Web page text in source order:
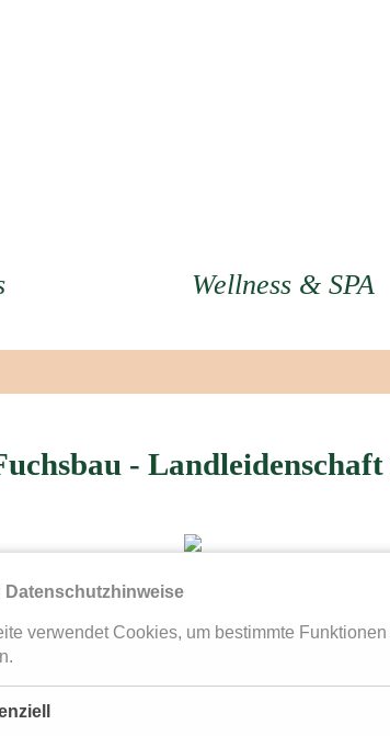
Wellness & SPA
-
Datenschutzhinweise
verwendet Cookies, um bestimmte